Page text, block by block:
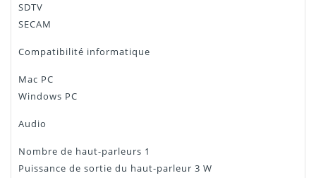
SDTV
SECAM
Compatibilité informatique
Mac PC
Windows PC
Audio
Nombre de haut-parleurs 1
Puissance de sortie du haut-parleur 3 W